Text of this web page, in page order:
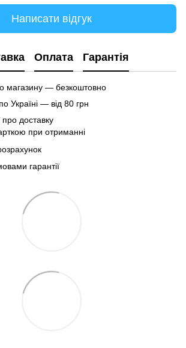
Написати відгук
Оплата Гарантія
магазину — безкоштовно
Україні — від 80 грн
доставку
при отриманні
гарантії